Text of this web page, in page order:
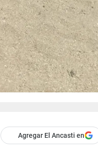
Agregar El Ancasti en